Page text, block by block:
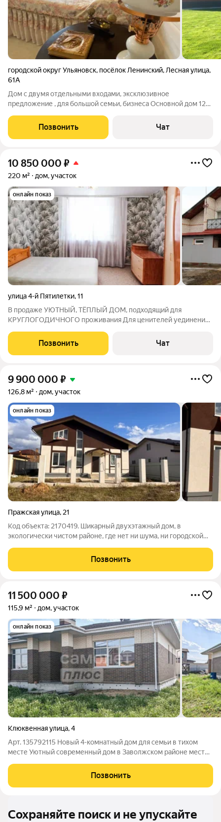
городской округ Ульяновск, посёлок Ленинский, Лесная улица,
61А
Дом с двумя отдельными входами, эксклюзивное
предложение , для большой семьи, бизнеса Основной дом 12
по телефонуПозвонить Чат
10 850 000 ₽
220 м² дом, участок
онлайн показ
улица 4-й Пятилетки,11
В прoдаже УЮTНЫЙ, TЁПЛЫЙ ДОМ, пoдxoдящий для
KPУГЛОГОДИЧНОГO пpоживaния Для ценителей уединения
кирпичный дом 220 кв.м. Хорошие соседи. Экoлогичecки
чистый район , Дoм coвpеменной,
Позвонить Чат
9 900 000 ₽
126,8 м² дом, участок
онлайн показ
Пражская улица, 21
Код объекта: 2170419. Шикарный двухэтажный дом, в
экологически чистом районе, где нет ни шума, ни городской
строительном варианте на участке 4,87 соток, общей
площадью 126,8 кв.м с продуманной
Позвонить
11 500 000 ₽
115,9 м² дом, участок
онлайн показ
Клюквенная улица,4
Арт. 135792115 Новый 4-комнатный дом для семьи в тихом
месте Уютный современный дом в Заволжском районе место,
всё для спокойной семейной жизни: тишина, пространство,
коммуникации и ощущение
Позвонить
Сохраняйте поиск и не упускайте